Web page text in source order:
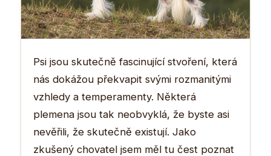
Psi jsou skutečně fascinující stvoření, která
nás dokážou překvapit svými rozmanitými
vzhledy a temperamenty. Některá
plemena jsou tak neobvyklá, že byste asi
nevěřili, že skutečně existují. Jako
zkušený chovatel jsem měl tu čest poznat